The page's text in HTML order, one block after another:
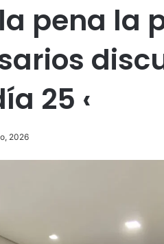
pena la
25 ‹
2026